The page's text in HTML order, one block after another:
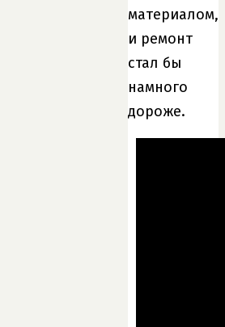
материалом,
и ремонт
стал бы
намного
дороже.